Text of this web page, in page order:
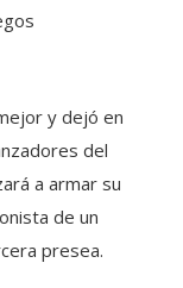
y dejó en
del
a armar su
de un
presea.